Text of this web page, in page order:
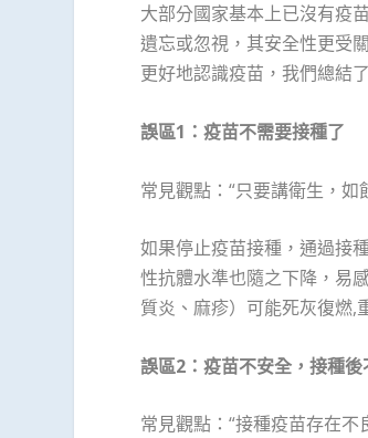
大部分國家基本上已沒有疫
遺忘或忽視，其安全性更受
更好地認識疫苗，我們總結
誤區1 ：疫苗不需要接種了
常見觀點：“只要講衛生，
如果停止疫苗接種，通過接
性抗體水準也隨之下降，易
質炎、麻疹）可能死灰復燃,
誤區2 ：疫苗不安全，接種
常見觀點：“接種疫苗存在